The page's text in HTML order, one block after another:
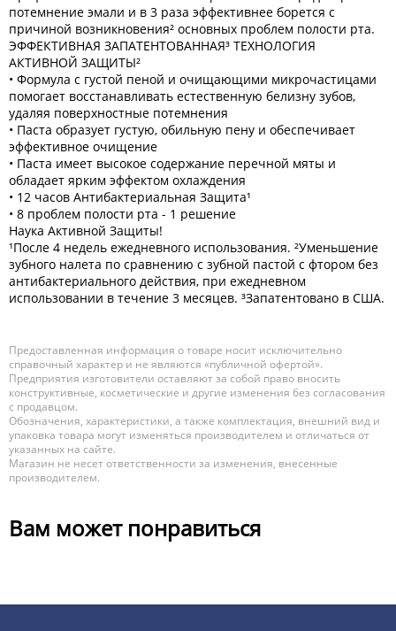
потемнение эмали и в 3 раза эффективнее борется с
причиной возникновения² основных проблем полости рта.
ЭФФЕКТИВНАЯ ЗАПАТЕНТОВАННАЯ³ ТЕХНОЛОГИЯ
АКТИВНОЙ ЗАЩИТЫ²
• Формула с густой пеной и очищающими микрочастицами
помогает восстанавливать естественную белизну зубов,
удаляя поверхностные потемнения
• Паста образует густую, обильную пену и обеспечивает
эффективное очищение
• Паста имеет высокое содержание перечной мяты и
обладает ярким эффектом охлаждения
• 12 часов Антибактериальная Защита¹
• 8 проблем полости рта - 1 решение
Наука Активной Защиты!
¹После 4 недель ежедневного использования. ²Уменьшение
зубного налета по сравнению с зубной пастой с фтором без
антибактериального действия, при ежедневном
использовании в течение 3 месяцев. ³Запатентовано в США.
Предоставленная информация о товаре носит исключительно
справочный характер и не являются «публичной офертой».
Предприятия изготовители оставляют за собой право вносить
конструктивные, косметические и другие изменения без согласования
с продавцом.
Обозначения, характеристики, а также комплектация, внешний вид и
упаковка товара могут изменяться производителем и отличаться от
указанных на сайте.
Магазин не несет ответственности за изменения, внесенные
производителем.
Вам может понравиться